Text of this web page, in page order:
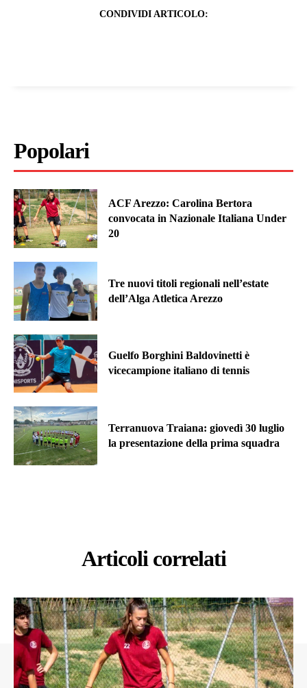
CONDIVIDI ARTICOLO:
Popolari
ACF Arezzo: Carolina Bertora
convocata in Nazionale Italiana Under
20
Tre nuovi titoli regionali nell’estate
dell’Alga Atletica Arezzo
Guelfo Borghini Baldovinetti è
vicecampione italiano di tennis
Terranuova Traiana: giovedì 30 luglio
la presentazione della prima squadra
Articoli correlati